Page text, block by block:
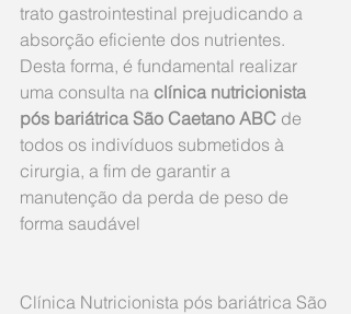
trato gastrointestinal prejudicando a
absorção eficiente dos nutrientes.
Desta forma, é fundamental realizar
uma consulta na clínica nutricionista
pós bariátrica São Caetano ABC de
todos os indivíduos submetidos à
cirurgia, a fim de garantir a
manutenção da perda de peso de
forma saudável
Clínica Nutricionista pós bariátrica São